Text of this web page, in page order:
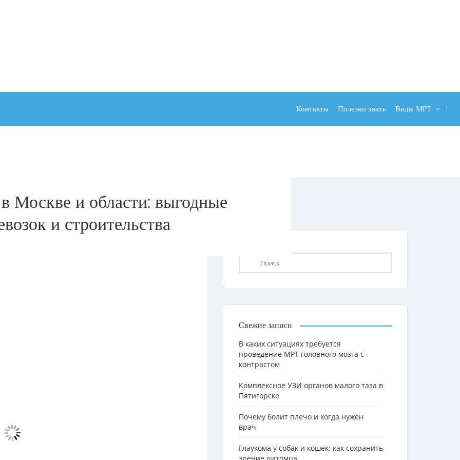
Контакты Полезно знать Виды МРТ
Москве и области: выгодные
и строительства
Свежие записи
В каких ситуациях требуется
проведение МРТ головного мозга с
контрастом
Комплексное УЗИ органов малого таза в
Пятигорске
Почему болит плечо и когда нужен
врач
Глаукома у собак и кошек: как сохранить